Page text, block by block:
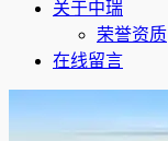
关于中瑞
荣誉资质
在线留言